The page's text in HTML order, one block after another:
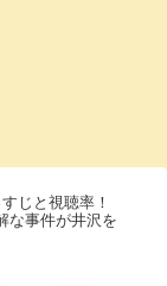
じと視聴率！
な事件が井沢を